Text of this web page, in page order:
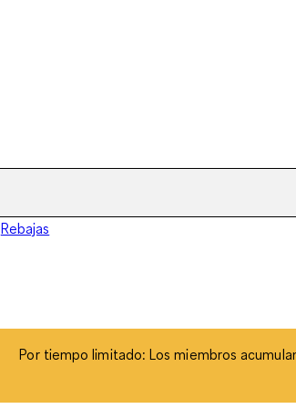
Rebajas
Por tiempo limitado: Los miembros